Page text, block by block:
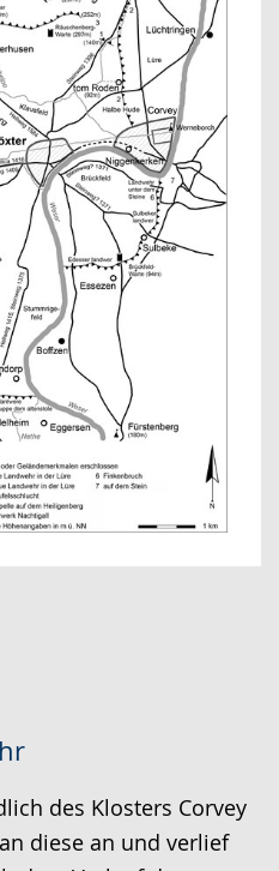
des Klosters Corvey
diese an und verlief